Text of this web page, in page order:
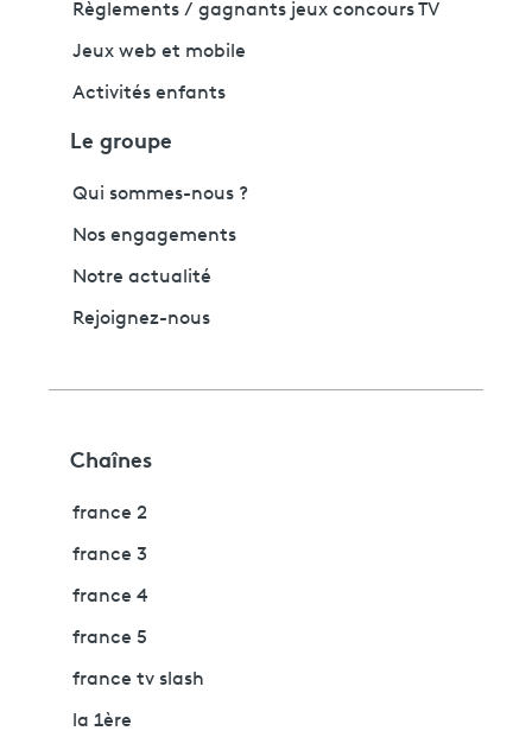
Règlements / gagnants jeux concours TV
Jeux web et mobile
Activités enfants
Le groupe
Qui sommes-nous ?
Nos engagements
Notre actualité
Rejoignez-nous
Chaînes
france 2
france 3
france 4
france 5
france tv slash
la 1ère